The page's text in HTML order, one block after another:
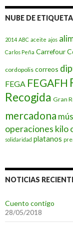
NUBE DE
2014 ABC aceite ajos
Carlos Peña Carrefour
cordopolis correos
FEGA FEGAFH
Recogida Gran
mercadona
operaciones kilo
solidaridad platanos
NOTICIAS
Cuento contigo
28/05/2018